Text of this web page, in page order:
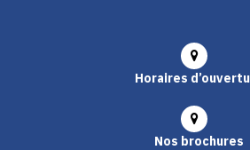
Horaires
Nos brochures